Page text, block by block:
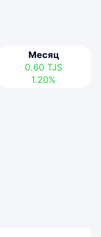
Месяц
0.60 TJS
1.20%